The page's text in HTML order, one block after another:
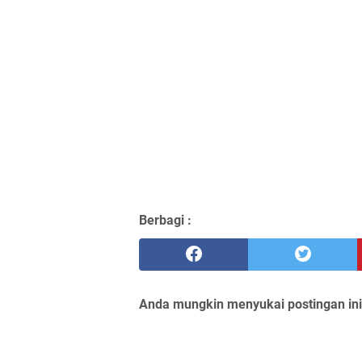
Berbagi :
Anda mungkin menyukai postingan